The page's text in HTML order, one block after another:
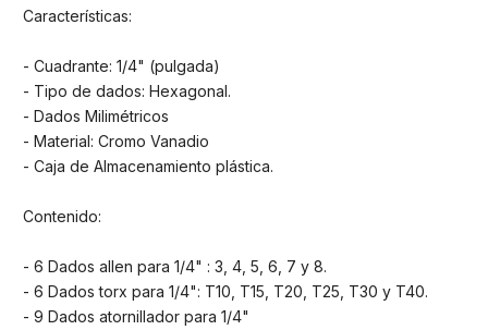
Características:
- Cuadrante: 1/4" (pulgada)
- Tipo de dados: Hexagonal.
- Dados Milimétricos
- Material: Cromo Vanadio
- Caja de Almacenamiento plástica.
Contenido:
- 6 Dados allen para 1/4" : 3, 4, 5, 6, 7 y 8.
- 6 Dados torx para 1/4": T10, T15, T20, T25, T30 y T40.
- 9 Dados atornillador para 1/4"